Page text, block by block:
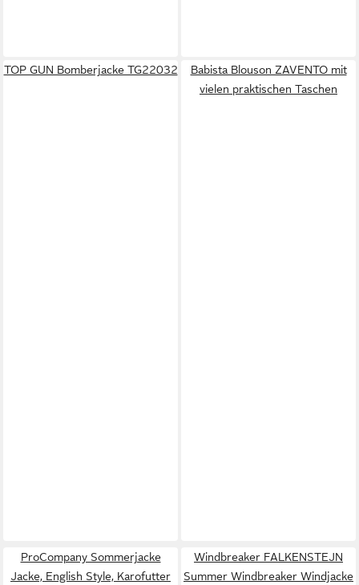
TOP GUN Bomberjacke TG22032
Babista Blouson ZAVENTO mit
vielen praktischen Taschen
ProCompany Sommerjacke
Jacke, English Style, Karofutter
Windbreaker FALKENSTEJN
Summer Windbreaker Windjacke